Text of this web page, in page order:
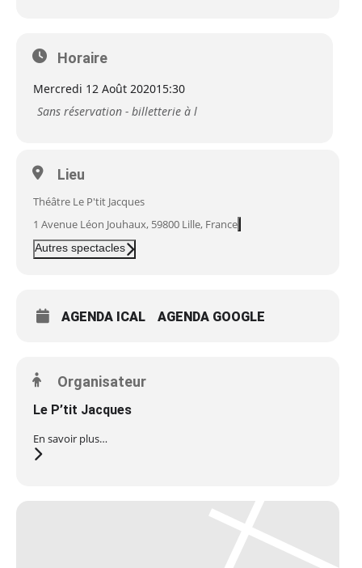
Horaire
Mercredi 12 Août 202015:30
Sans réservation - billetterie à l
Lieu
Théâtre Le P'tit Jacques
1 Avenue Léon Jouhaux, 59800 Lille, France
Autres spectacles
AGENDA ICAL AGENDA GOOGLE
Organisateur
Le P’tit Jacques
En savoir plus…